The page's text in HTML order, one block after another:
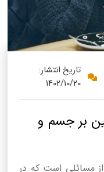
تاریخ انتشار:
1402/10/20
بر جسم و
مسائلی است که در